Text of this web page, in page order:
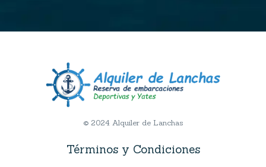
© 2024 Alquiler de Lanchas
Términos y Condiciones